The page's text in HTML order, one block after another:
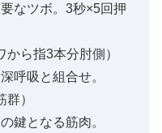
なツボ。3秒×5回押
から指3本分肘側）
呼吸と組合せ。
群）
鍵となる筋肉。